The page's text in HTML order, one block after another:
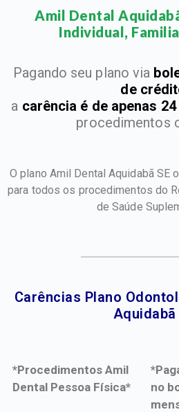
Amil Dental
Individual,
Pagando seu plano via
de
a carência é de apenas
procedimentos
O plano Amil Dental Aquidabã SE
para todos os procedimentos do
de Saúde
Carências Plano
Aquidabã
*Procedimentos Amil
Dental Pessoa Física*
no